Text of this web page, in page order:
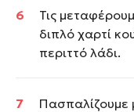
Τις
διπλό χαρτί
περιττό λάδι.
Πασπαλίζουμε